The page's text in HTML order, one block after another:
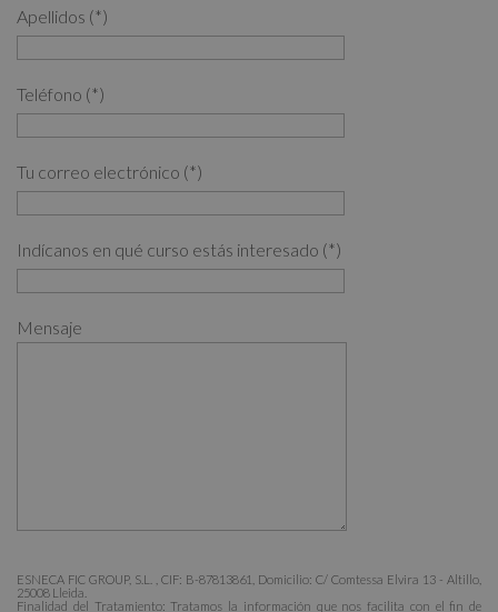
Apellidos (*)
Teléfono (*)
Tu correo electrónico (*)
Indícanos en qué curso estás interesado (*)
Mensaje
ESNECA FIC GROUP, S.L. , CIF: B-87813861, Domicilio: C/ Comtessa Elvira 13 - Altillo,
25008 Lleida.
Finalidad del Tratamiento: Tratamos la información que nos facilita con el fin de